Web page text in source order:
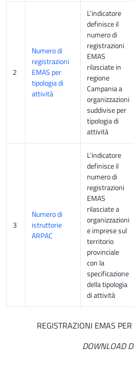
2
Numero di
registrazioni
EMAS per
tipologia di
attività
L'indicatore
definisce il
numero di
registrazioni
EMAS
rilasciate in
regione
Campania a
organizzazioni
suddivise per
tipologia di
attività
3
Numero di
istruttorie
ARPAC
L’indicatore
definisce il
numero di
registrazioni
EMAS
rilasciate a
organizzazioni
e imprese sul
territorio
provinciale
con la
specificazione
della tipologia
di attività
REGISTRAZIONI EMAS
DOWNLOAD